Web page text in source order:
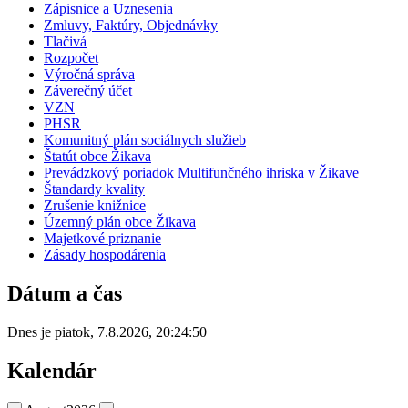
Zápisnice a Uznesenia
Zmluvy, Faktúry, Objednávky
Tlačivá
Rozpočet
Výročná správa
Záverečný účet
VZN
PHSR
Komunitný plán sociálnych služieb
Štatút obce Žikava
Prevádzkový poriadok Multifunčného ihriska v Žikave
Štandardy kvality
Zrušenie knižnice
Územný plán obce Žikava
Majetkové priznanie
Zásady hospodárenia
Dátum a čas
Dnes je piatok, 7.8.2026, 20:24:50
Kalendár